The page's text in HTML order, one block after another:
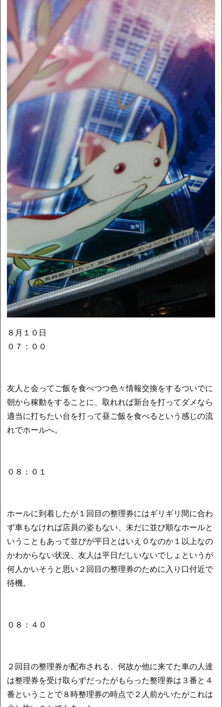
８月１０日
０７：００
友人と会ってご飯を食べつつ色々情報交換をするついでに
朝から稼動をすることに、取れれば新台を打ってダメなら
適当に打ちたい台を打って昼ご飯を食べるという感じの流
れでホールへ。
０８：０１
ホールに到着したが１回目の整理券にはギリギリ間に合わ
ず車もなければ店員の姿もない、未だに並び順なホールと
いうこともあって並びが平日とはいえ０なのか１以上なの
かわからない状況、友人は平日だしいないでしょというが
何人かいそうと思い２回目の整理券のために入り口付近で
待機。
０８：４０
２回目の整理券が配布される、何故か他に来てた車の人達
は整理券を受け取らずだったがもらった整理券は３番と４
番ということで８時整理券の時点で２人前がいたがこれは